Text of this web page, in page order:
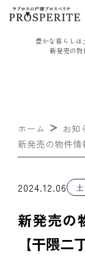
豊かな暮らしは
新発売の物
ホーム
お知
新発売の物件情
2024.12.06
新発売の
【干隈二